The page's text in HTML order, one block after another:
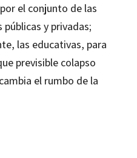
el conjunto de las
y privadas;
las educativas, para
previsible colapso
el rumbo de la